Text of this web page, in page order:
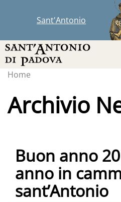
Sant'Antonio
Home
Archivio
Buon anno
anno in
sant’Antonio